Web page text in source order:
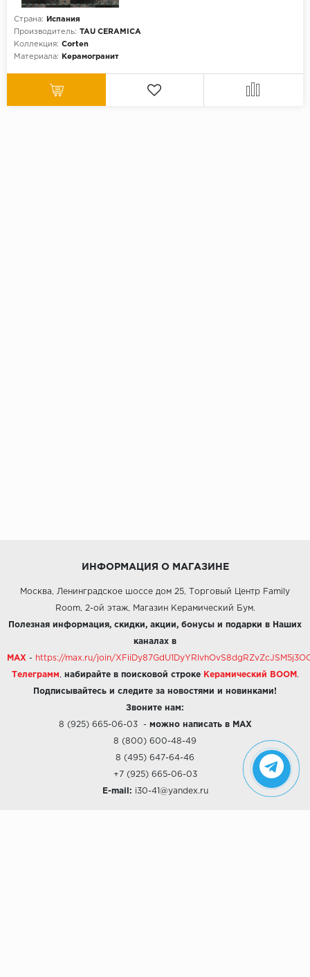
Страна:
Испания
Производитель: TAU CERAMICA
Коллекция: Corten
Материала:
Керамогранит
ИНФОРМАЦИЯ О МАГАЗИНЕ
Москва, Ленинградское шоссе дом 25, Торговый Центр Family
Room, 2-ой этаж, Магазин Керамический Бум.
Полезная информация, скидки, акции, бонусы и подарки в Наших
каналах в
MAX - https://max.ru/join/
Телеграмм набирайте в поисковой строке Керамический BOOM .
Подписывайтесь и следите за новостями и новинками!
Звоните нам:
8 (925) 665-06-03- можно написать в MAX
8 (800) 600-48-49
8 (495) 647-64-46
+7 (925) 665-06-03
E-mail: i30-41@yandex.ru